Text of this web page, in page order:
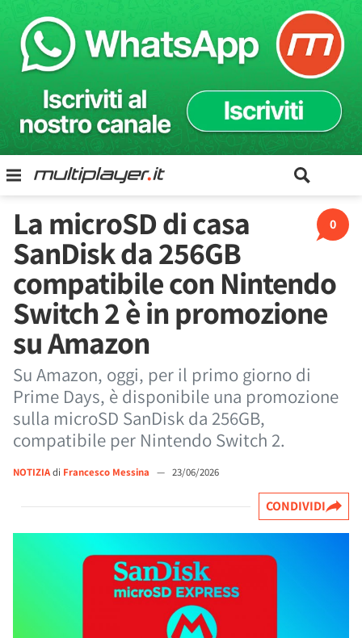
0
La microSD di casa
SanDisk da 256GB
compatibile con Nintendo
Switch 2 è in promozione
su Amazon
Su Amazon, oggi, per il primo giorno di
Prime Days, è disponibile una promozione
sulla microSD SanDisk da 256GB,
compatibile per Nintendo Switch 2.
NOTIZIAdi Francesco Messina — 23/06/2026
CONDIVIDI